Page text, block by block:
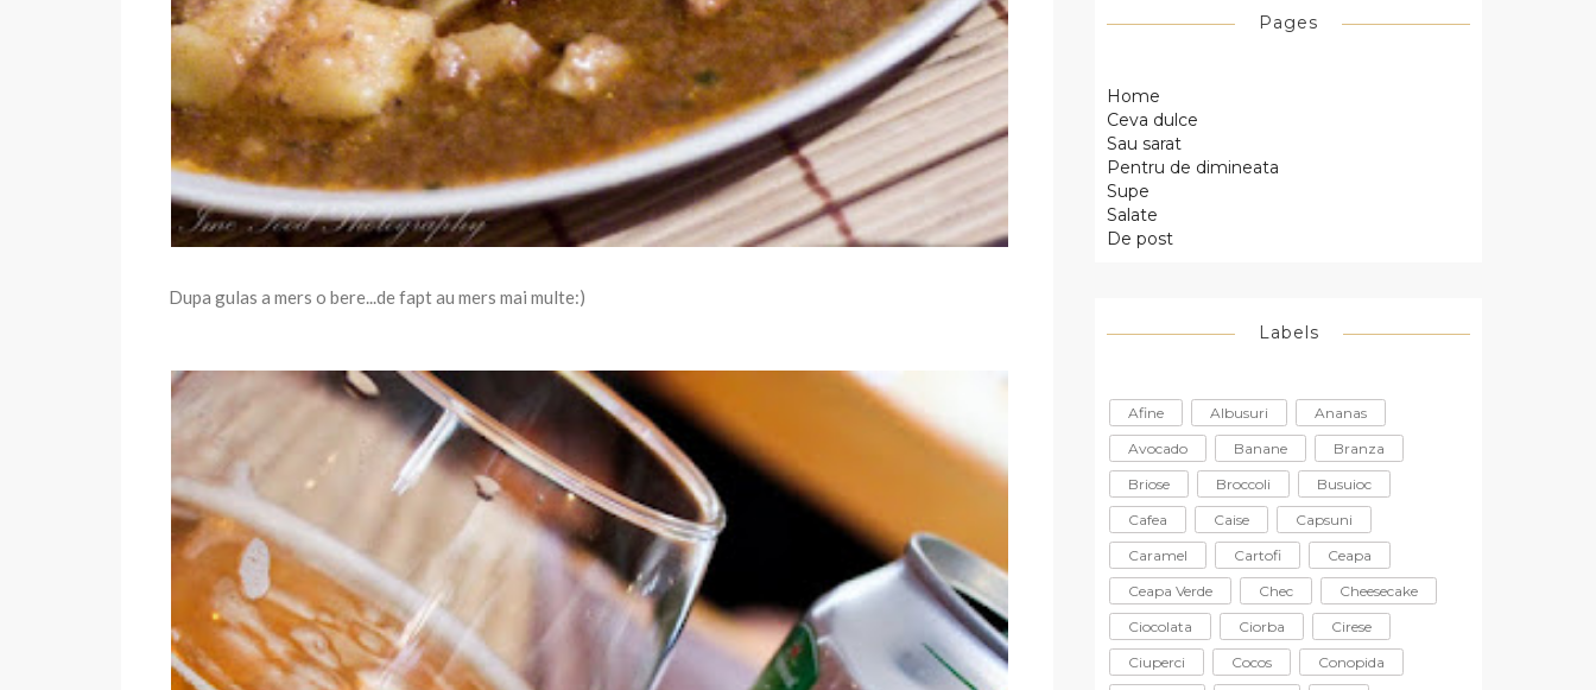
Dupa gulas a mers o bere...de fapt au mers mai multe:)
Pages
Home
Ceva dulce
Sau sarat
Pentru de dimineata
Supe
Salate
De post
Labels
Afine Albusuri
Ananas
Avocado
Banane
Branza
Briose
Broccoli
Busuioc
Cafea
Caise
Capsuni
Caramel
Cartofi
Ceapa
Ceapa Verde
Chec
Cheesecake
Ciocolata
Ciorba
Cirese
Ciuperci
Cocos
Conopida